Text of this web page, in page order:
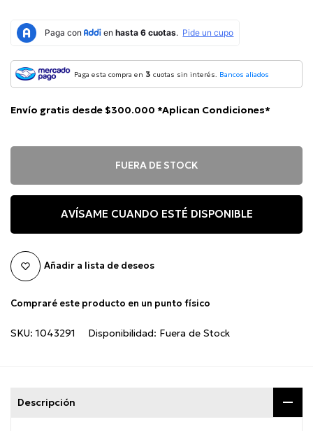
Paga esta compra en 3 cuotas sin interés. Bancos aliados
Envío gratis desde $300.000 *Aplican Condiciones*
FUERA DE STOCK
AVÍSAME CUANDO ESTÉ DISPONIBLE
Añadir a lista de deseos
Compraré este producto en un punto físico
SKU: 1043291 Disponibilidad: Fuera de Stock
Descripción